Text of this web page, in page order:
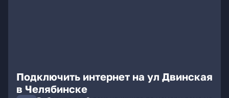
Подключить интернет на ул Двинская
в Челябинске